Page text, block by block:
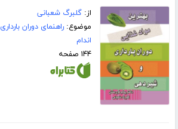
از:گلبرگ شعبانی
موضوع:راهنمای دوران بارداری
اندام
۱۴۴ صفحه